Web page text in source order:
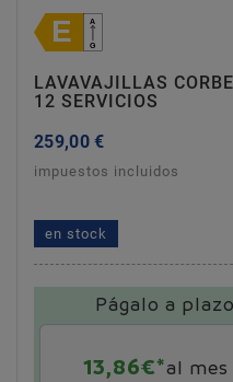
LAVAVAJILLAS
12 SERVICIOS
259,00 €
impuestos incluidos
en stock
Págalo a
13,86€*al mes